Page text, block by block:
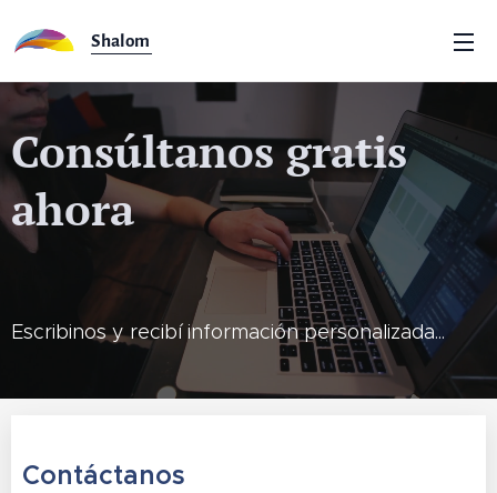
Shalom
Consúltanos gratis
ahora
Escribinos y recibí información personalizada...
Contáctanos